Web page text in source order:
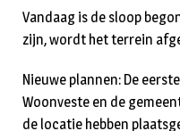
Vandaag is de sloop
zijn, wordt het terrein
Nieuwe plannen: De
Woonveste en de
de locatie hebben